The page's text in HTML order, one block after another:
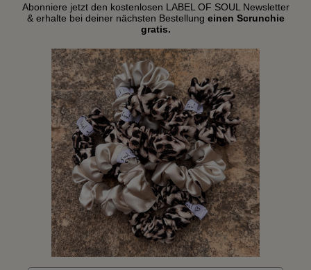
Abonniere jetzt den kostenlosen LABEL OF SOUL Newsletter
& erhalte bei deiner nächsten Bestellung einen Scrunchie
gratis.